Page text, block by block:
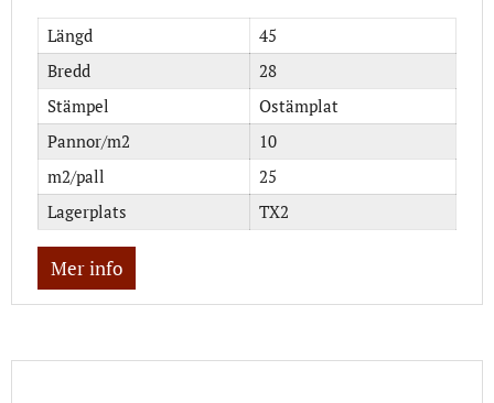
Längd
45
Bredd
28
Stämpel
Ostämplat
Pannor/m2
10
m2/pall
25
Lagerplats
TX2
Mer info